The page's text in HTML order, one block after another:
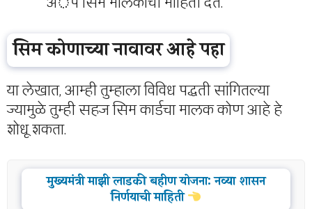
सिम कोणाच्या नावावर आहे पहा
या लेखात, आम्ही तुम्हाला विविध पद्धती सांगितल्या
ज्यामुळे तुम्ही सहज सिम कार्डचा मालक कोण आहे हे
शोधू शकता.
मुख्यमंत्री माझी लाडकी बहीण योजना: नव्या शासन
निर्णयाची माहिती